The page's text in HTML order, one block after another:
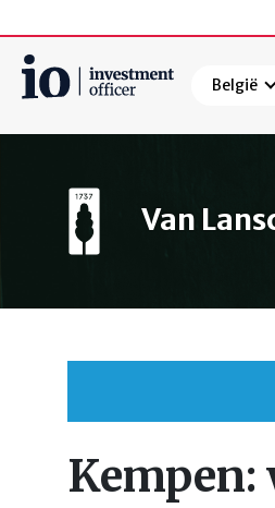
België
Zoeken
Van
Kempen: